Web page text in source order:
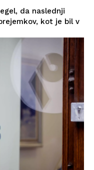
da naslednji
kot je bil v